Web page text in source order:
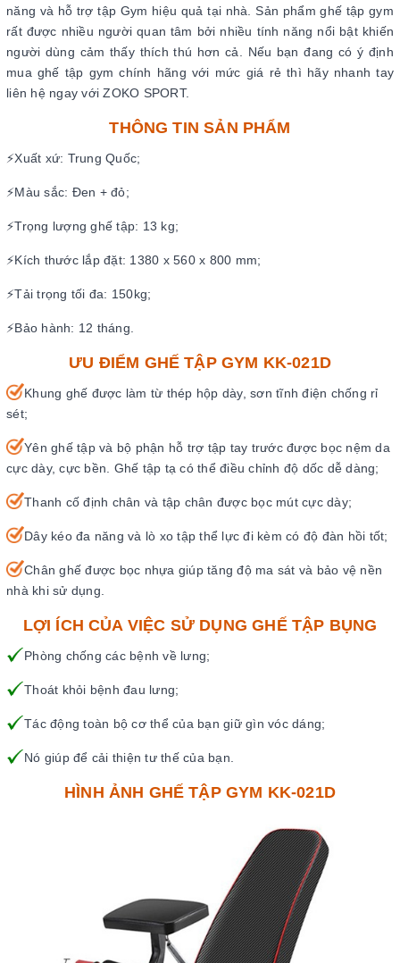
năng và hỗ trợ tập Gym hiệu quả tại nhà. Sản phẩm ghế tập gym
rất được nhiều người quan tâm bởi nhiều tính năng nổi bật khiến
người dùng cảm thấy thích thú hơn cả. Nếu bạn đang có ý định
mua ghế tập gym chính hãng với mức giá rẻ thì hãy nhanh tay
liên hệ ngay với ZOKO SPORT.
THÔNG TIN SẢN PHẨM
⚡Xuất xứ: Trung Quốc;
⚡Màu sắc: Đen + đỏ;
⚡Trọng lượng ghế tập: 13 kg;
⚡Kích thước lắp đặt: 1380 x 560 x 800 mm;
⚡Tải trọng tối đa: 150kg;
⚡Bảo hành: 12 tháng.
ƯU ĐIỂM GHẾ TẬP GYM KK-021D
Khung ghế được làm từ thép hộp dày, sơn tĩnh điện chống rỉ
sét;
Yên ghế tập và bộ phận hỗ trợ tập tay trước được bọc nệm da
cực dày, cực bền. Ghế tập tạ có thể điều chỉnh độ dốc dễ dàng;
Thanh cố định chân và tập chân được bọc mút cực dày;
Dây kéo đa năng và lò xo tập thể lực đi kèm có độ đàn hồi tốt;
Chân ghế được bọc nhựa giúp tăng độ ma sát và bảo vệ nền
nhà khi sử dụng.
LỢI ÍCH CỦA VIỆC SỬ DỤNG GHẾ TẬP BỤNG
Phòng chống các bệnh về lưng;
Thoát khỏi bệnh đau lưng;
Tác động toàn bộ cơ thể của bạn giữ gìn vóc dáng;
Nó giúp để cải thiện tư thế của bạn.
HÌNH ẢNH GHẾ TẬP GYM KK-021D